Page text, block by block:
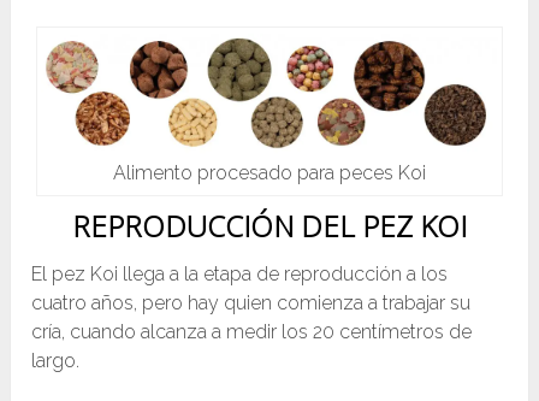
Alimento procesado para peces Koi
REPRODUCCIÓN DEL PEZ KOI
El pez Koi llega a la etapa de reproducción a los
cuatro años, pero hay quien comienza a trabajar su
cría, cuando alcanza a medir los 20 centímetros de
largo.